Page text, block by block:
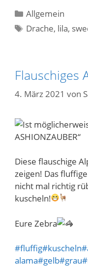
Kategorien
Allgemein
Schlagwörter
Drache, lila,
Flauschiges
4. März 2021 von
Diese flauschige
zeigen! Das
nicht mal richtig
kuscheln!
Eure Zebra
#fluffig#kuscheln
alama#gelb#grau